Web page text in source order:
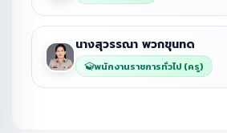
นางสุวรรณา พวกขุนทด
พนักงานราชการทั่วไป (ครู)